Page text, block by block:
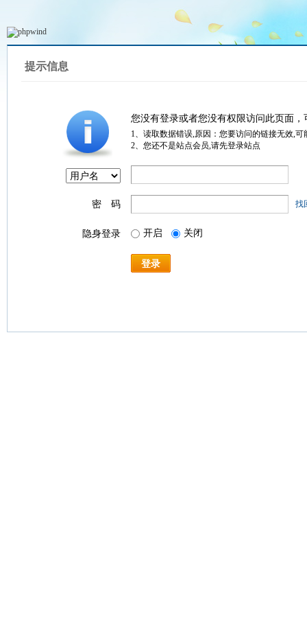
提示信息
您没有登录或者您没有权限访问此页面
1、读取数据错误,原因：您要访问的链接无效,
2、您还不是站点会员,请先登录站点
密 码 找
隐身登录 开启 关闭
登录